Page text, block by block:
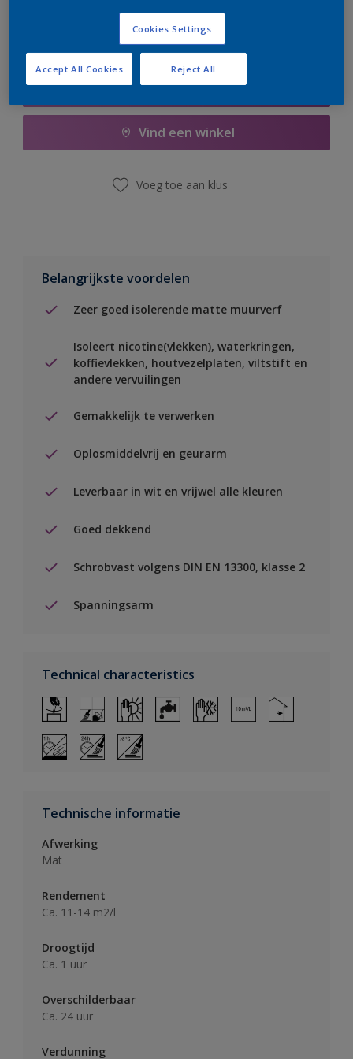
Boodschappenlijst
Vind een winkel
Voeg toe aan klus
Belangrijkste voordelen
Zeer goed isolerende matte muurverf
Isoleert nicotine(vlekken), waterkringen,
koffievlekken, houtvezelplaten, viltstift en
andere vervuilingen
Gemakkelijk te verwerken
Oplosmiddelvrij en geurarm
Leverbaar in wit en vrijwel alle kleuren
Goed dekkend
Schrobvast volgens DIN EN 13300, klasse 2
Spanningsarm
Technical characteristics
Technische informatie
Afwerking
Mat
Rendement
Ca. 11-14 m2/l
Droogtijd
Ca. 1 uur
Overschilderbaar
Ca. 24 uur
Verdunning
Cookies Settings
Reject All
Accept All Cookies